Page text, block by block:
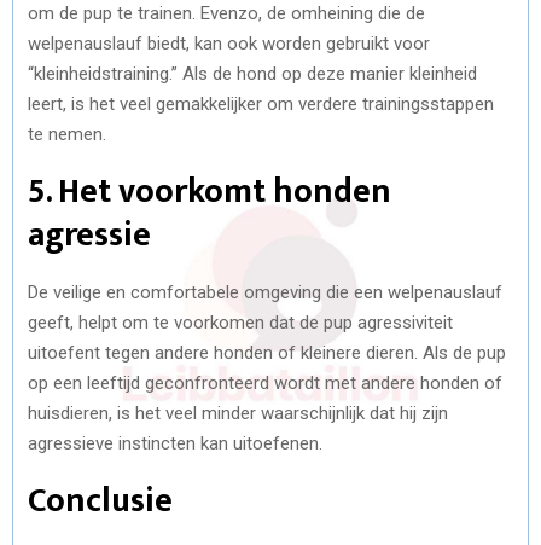
om de pup te trainen. Evenzo, de omheining die de
welpenauslauf biedt, kan ook worden gebruikt voor
“kleinheidstraining.” Als de hond op deze manier kleinheid
leert, is het veel gemakkelijker om verdere trainingsstappen
te nemen.
5. Het voorkomt honden
agressie
De veilige en comfortabele omgeving die een welpenauslauf
geeft, helpt om te voorkomen dat de pup agressiviteit
uitoefent tegen andere honden of kleinere dieren. Als de pup
op een leeftijd geconfronteerd wordt met andere honden of
huisdieren, is het veel minder waarschijnlijk dat hij zijn
agressieve instincten kan uitoefenen.
Conclusie